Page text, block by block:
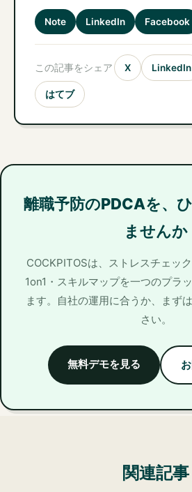
Note LinkedIn Facebook
この記事をシェア X LinkedIn
はてブ
離職予防のPDCAを、
ませんか
COCKPITOSは、ストレスチェッ
1on1・スキルマップを一つのプラ
ます。自社の運用に合うか、まず
さい。
無料デモを見る
関連記事